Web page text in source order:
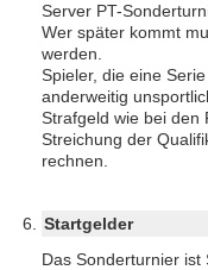
Server PT-
Wer später kommt
werden.
Spieler, die eine
anderweitig
Strafgeld wie bei den
Streichung der
rechnen.
Startgelder
Das Sonderturnier ist